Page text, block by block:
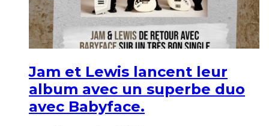
Jam et Lewis lancent leur
album avec un superbe duo
avec Babyface.